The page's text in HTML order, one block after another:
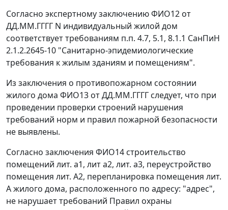
Согласно экспертному заключению ФИО12 от
ДД.ММ.ГГГГ N индивидуальный жилой дом
соответствует требованиям п.п. 4.7, 5.1, 8.1.1 СанПиН
2.1.2.2645-10 "Санитарно-эпидемиологические
требования к жилым зданиям и помещениям".
Из заключения о противопожарном состоянии
жилого дома ФИО13 от ДД.ММ.ГГГГ следует, что при
проведении проверки строений нарушения
требований норм и правил пожарной безопасности
не выявлены.
Согласно заключения ФИО14 строительство
помещений лит. а1, лит а2, лит. а3, переустройство
помещения лит. А2, перепланировка помещения лит.
А жилого дома, расположенного по адресу: "адрес",
не нарушает требований Правил охраны